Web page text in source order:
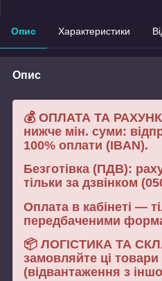
Опис Характеристики
Опис
💰 ОПЛАТА ТА
нижче мін. суми:
100% оплати (IBAN).
Безготівка (ПДВ):
тільки за дзвінком
Оплата в кабінеті —
передбаченими
📦 ЛОГІСТИКА ТА
замовляйте ці
(відвантаження з